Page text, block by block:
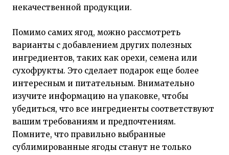
некачественной продукции.
Помимо самих ягод, можно рассмотреть
варианты с добавлением других полезных
ингредиентов, таких как орехи, семена или
сухофрукты. Это сделает подарок еще более
интересным и питательным. Внимательно
изучите информацию на упаковке, чтобы
убедиться, что все ингредиенты соответствуют
вашим требованиям и предпочтениям.
Помните, что правильно выбранные
сублимированные ягоды станут не только